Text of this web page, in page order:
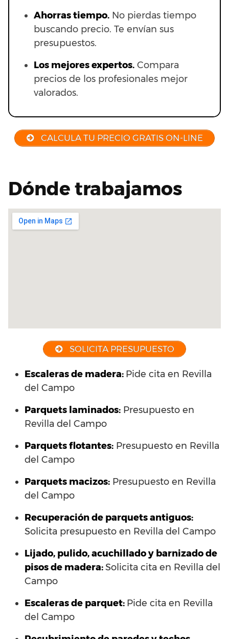
Ahorras tiempo. No pierdas tiempo
buscando precio. Te envían sus
presupuestos.
Los mejores expertos. Compara
precios de los profesionales mejor
valorados.
CALCULA TU PRECIO GRATIS ON-LINE
Dónde trabajamos
SOLICITA PRESUPUESTO
Escaleras de madera: Pide cita en Revilla
del Campo
Parquets laminados: Presupuesto en
Revilla del Campo
Parquets flotantes: Presupuesto en Revilla
del Campo
Parquets macizos: Presupuesto en Revilla
del Campo
Recuperación de parquets antiguos:
Solicita presupuesto en Revilla del Campo
Lijado, pulido, acuchillado y barnizado de
pisos de madera:Solicita cita en Revilla del
Campo
Escaleras de parquet: Pide cita en Revilla
del Campo